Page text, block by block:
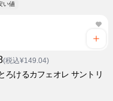
安い値
(税込¥149.04)
ろけるカフェオレ サントリ